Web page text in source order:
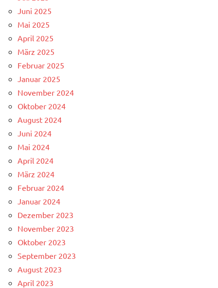
Juni 2025
Mai 2025
April 2025
März 2025
Februar 2025
Januar 2025
November 2024
Oktober 2024
August 2024
Juni 2024
Mai 2024
April 2024
März 2024
Februar 2024
Januar 2024
Dezember 2023
November 2023
Oktober 2023
September 2023
August 2023
April 2023